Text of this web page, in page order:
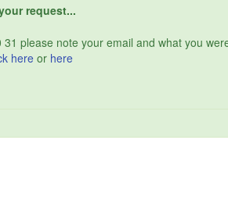
request...
please note your email and what you
hereor here